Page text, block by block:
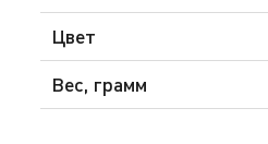
Цвет
Вес, грамм